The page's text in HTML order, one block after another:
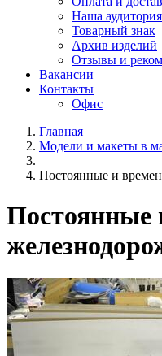
Наша аудитория
Товарный знак
Архив изделий
Отзывы и
Вакансии
Контакты
Офис
Главная
Модели и макеты в
Постоянные и
Постоянные